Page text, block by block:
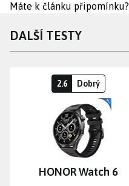
Máte k článku připomínku?
DALŠÍ TESTY
2.6 Dobrý
HONOR Watch 6